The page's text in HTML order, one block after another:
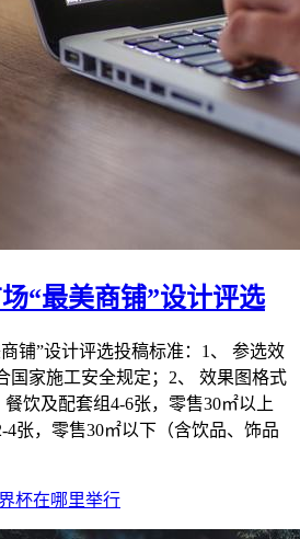
“最美商铺”设计评选
铺”设计评选投稿标准：1、 参选效
国家施工安全规定；2、 效果图格式
饮及配套组4-6张，零售30㎡以上
4张，零售30㎡以下（含饮品、饰品
杯在哪里举行